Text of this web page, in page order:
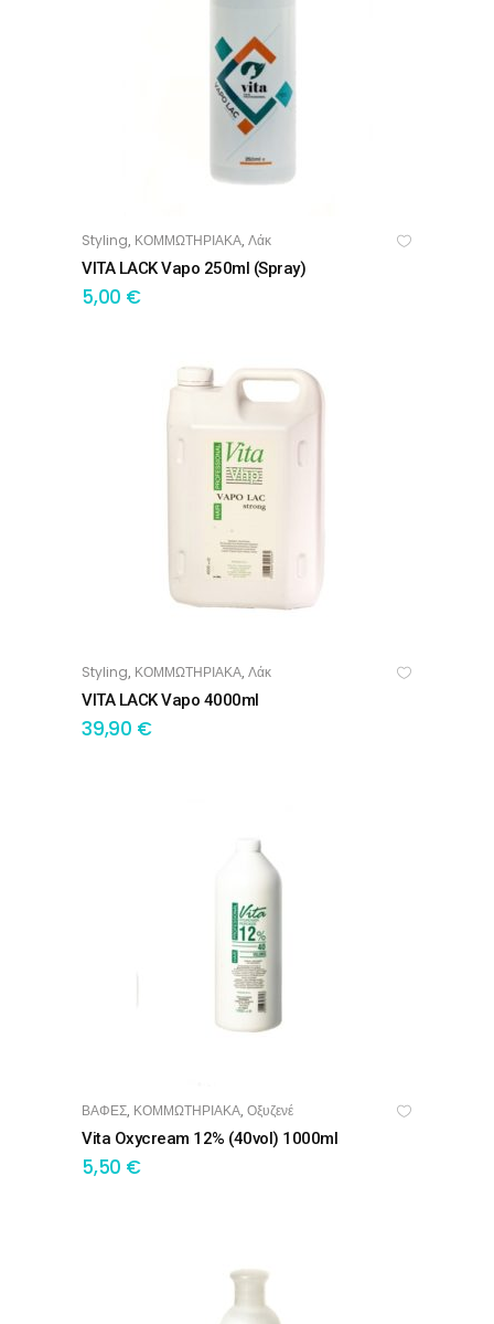
ΠΡΟΣΘΉΚΗ ΣΤΟ ΚΑΛΆΘΙ
Styling, ΚΟΜΜΩΤΗΡΙΑΚΑ, Λάκ
VITA LACK Vapo 250ml (spray)
5,00 €
ΠΡΟΣΘΉΚΗ ΣΤΟ ΚΑΛΆΘΙ
Styling, ΚΟΜΜΩΤΗΡΙΑΚΑ, Λάκ
VITA LACK Vapo 4000ml
39,90 €
ΠΡΟΣΘΉΚΗ ΣΤΟ ΚΑΛΆΘΙ
ΒΑΦΕΣ, ΚΟΜΜΩΤΗΡΙΑΚΑ, Οξυζενέ
Vita Oxycream 12% (40vol) 1000ml
5,50 €